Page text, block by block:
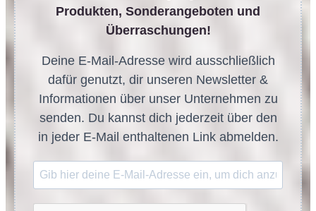
Produkten, Sonderangeboten und
Überraschungen!
Deine E-Mail-Adresse wird ausschließlich
dafür genutzt, dir unseren Newsletter &
Informationen über unser Unternehmen zu
senden. Du kannst dich jederzeit über den
in jeder E-Mail enthaltenen Link abmelden.